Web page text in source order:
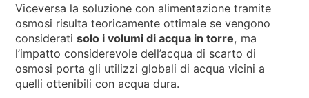
Viceversa la soluzione con alimentazione tramite
osmosi risulta teoricamente ottimale se vengono
consideratisolo i volumi di acqua in torre, ma
l’impatto considerevole dell’acqua di scarto di
osmosi porta gli utilizzi globali di acqua vicini a
quelli ottenibili con acqua dura.